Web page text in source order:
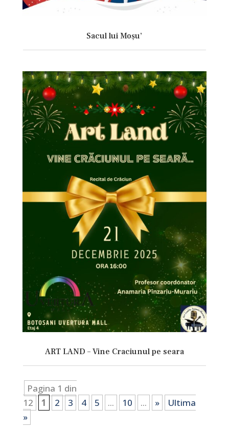
Sacul lui Moșu’
ART LAND – Vine Craciunul pe seara
Pagina 1 din
12
1 2 3 4 5 ... 10 ... »
Ultima
»